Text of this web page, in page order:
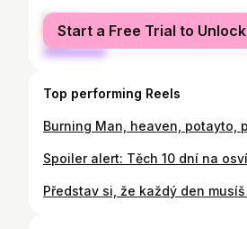
female
male
Start a Free Trial to Unlock
Top performing Reels